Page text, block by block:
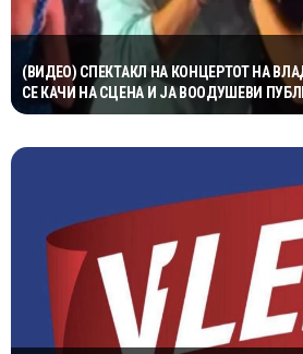
(ВИДЕО) СПЕКТАКЛ НА КОНЦЕРТОТ НА
СЕ КАЧИ НА СЦЕНА И ЈА ВООДУШЕВИ